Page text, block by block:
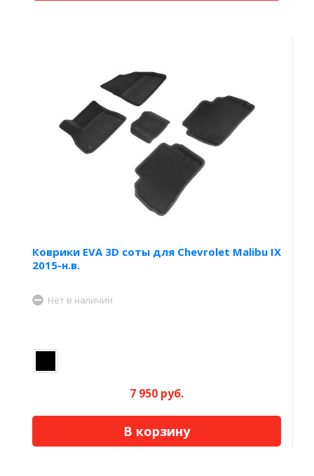
Коврики EVA 3D соты для Chevrolet Malibu IX
2015-н.в.
Нет в наличии
7 950 руб.
В корзину